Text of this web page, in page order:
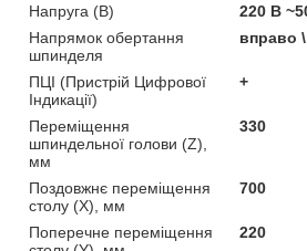
Напруга (В)
220 В
Напрямок обертання
шпинделя
вправо
ПЦІ (Пристрій Цифрової
Індикації)
+
Переміщення
шпиндельної голови (Z),
мм
330
Поздовжнє переміщення
столу (Х), мм
700
Поперечне переміщення
220